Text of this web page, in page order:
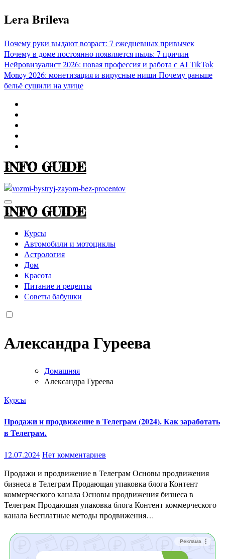
Перейти
к
Lera Brileva
Почему руки выдают возраст: 7 ежедневных привычек
Почему в доме постоянно появляется пыль: 7 причин
Нейровизуалист 2026: новая профессия и работа с AITikTok
Money 2026: монетизация и вирусные ниши Почему раньше
бельё сушили на улице
INFO GUIDE
INFO GUIDE
Курсы
Автомобили и мотоциклы
Астрология
Дом
Красота
Питание и рецепты
Советы бабушки
Александра Гуреева
Домашняя
Александра Гуреева
Курсы
Продажи и продвижение в Телеграм (2024). Как заработать
в Телеграм.
12.07.2024Нет комментариев
Продажи и продвижение в Телеграм Основы продвижения
бизнеса в Телеграм Продающая упаковка блога Контент
коммерческого канала Основы продвижения бизнеса в
Телеграм Продающая упаковка блога Контент коммерческого
канала Бесплатные методы продвижения…
Реклама